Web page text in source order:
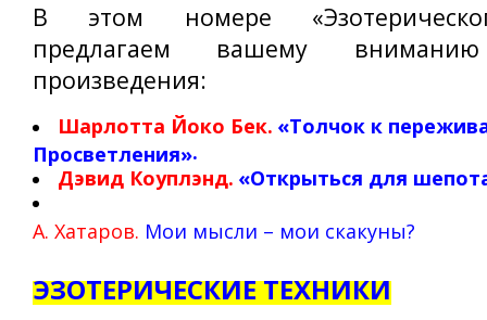
В этом номере
предлагаем вашему
произведения:
Шарлотта Йоко Бек. «Толчок к
Просветления».
Дэвид Коуплэнд. «Открыться для
А. Хатаров. Мои мысли – мои скакуны?
ЭЗОТЕРИЧЕСКИЕ ТЕХНИКИ